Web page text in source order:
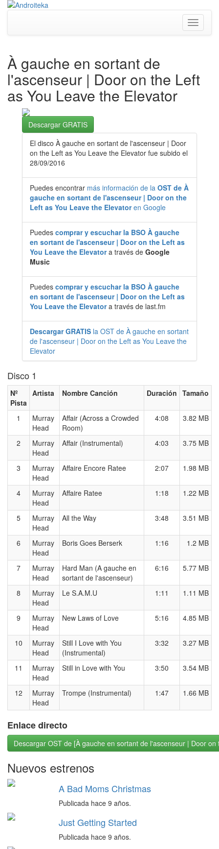
Toggle
À gauche en sortant de
l'ascenseur | Door on the Left
as You Leave the Elevator
Descargar GRATIS
El disco À gauche en sortant de l'ascenseur | Door
on the Left as You Leave the Elevator fue subido el
28/09/2016
Puedes encontrar más información de la OST de À
gauche en sortant de l'ascenseur | Door on the
Left as You Leave the Elevatoren Google
Puedes comprar y escuchar la BSO À gauche
en sortant de l'ascenseur | Door on the Left as
You Leave the Elevatora través de Google
Music
Puedes comprar y escuchar la BSO À gauche
en sortant de l'ascenseur | Door on the Left as
You Leave the Elevatora través de last.fm
Descargar GRATIS la OST de À gauche en sortant
de l'ascenseur | Door on the Left as You Leave the
Elevator
Disco 1
Nº
Pista
Artista Nombre Canción Duración Tamaño
1
Murray
Head
Affair (Across a Crowded
Room)
4:08 3.82 MB
2
Murray
Head
Affair (Instrumental) 4:03 3.75 MB
3
Murray
Head
Affaire Encore Ratee 2:07 1.98 MB
4
Murray
Head
Affaire Ratee 1:18 1.22 MB
5
Murray
Head
All the Way 3:48 3.51 MB
6
Murray
Head
Boris Goes Berserk 1:16 1.2 MB
7
Murray
Head
Hard Man (A gauche en
sortant de l'ascenseur)
6:16 5.77 MB
8
Murray
Head
Le S.A.M.U 1:11 1.11 MB
9
Murray
Head
New Laws of Love 5:16 4.85 MB
10
Murray
Head
Still I Love with You
(Instrumental)
3:32 3.27 MB
11
Murray
Head
Still in Love with You 3:50 3.54 MB
12
Murray
Head
Trompe (Instrumental) 1:47 1.66 MB
Enlace directo
Descargar OST de [À gauche en sortant de l'ascenseur | Door
Nuevos estrenos
A Bad Moms Christmas
Publicada hace 9 años.
Just Getting Started
Publicada hace 9 años.